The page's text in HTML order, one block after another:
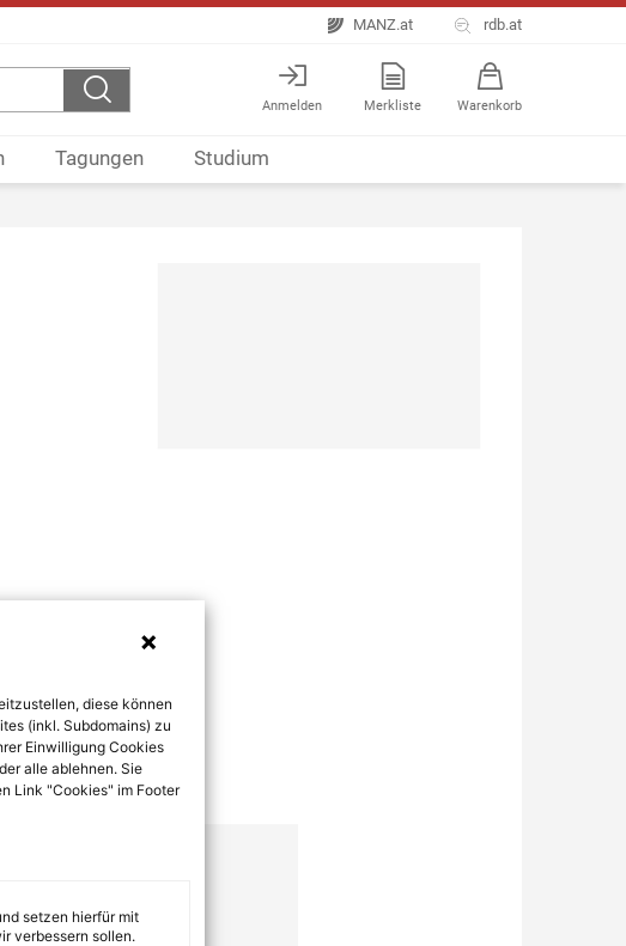
MANZ.at rdb.at
Anmelden Merkliste Warenkorb
Tagungen Studium
diese können
(inkl. Subdomains) zu
Einwilligung Cookies
alle ablehnen. Sie
Link "Cookies" im Footer
setzen hierfür mit
verbessern sollen.